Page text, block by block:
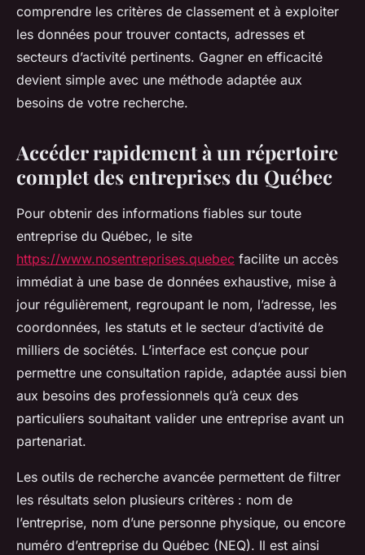
Éléna•9 juillet 2025•4 min de lecture
comprendre les critères de classement et à exploiter
les données pour trouver contacts, adresses et
secteurs d’activité pertinents. Gagner en efficacité
devient simple avec une méthode adaptée aux
besoins de votre recherche.
Accéder rapidement à un répertoire
complet des entreprises du Québec
Pour obtenir des informations fiables sur toute
entreprise du Québec, le site
https://www.nosentreprises.quebec facilite un accès
immédiat à une base de données exhaustive, mise à
jour régulièrement, regroupant le nom, l’adresse, les
coordonnées, les statuts et le secteur d’activité de
milliers de sociétés. L’interface est conçue pour
permettre une consultation rapide, adaptée aussi bien
aux besoins des professionnels qu’à ceux des
particuliers souhaitant valider une entreprise avant un
partenariat.
Les outils de recherche avancée permettent de filtrer
les résultats selon plusieurs critères : nom de
l’entreprise, nom d’une personne physique, ou encore
numéro d’entreprise du Québec (NEQ). Il est ainsi